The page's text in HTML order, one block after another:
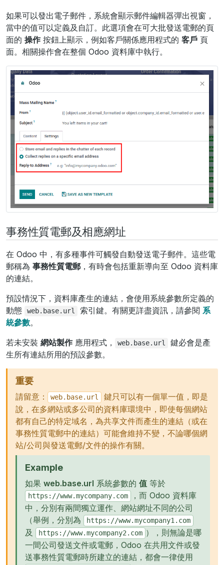
如果可以發出電子郵件，系統會顯示郵件編輯器彈出視窗，
當中的值可以定義及自訂。此選項會在可大批發送電郵的頁
面的 操作按鈕上顯示，例如客戶關係應用程式的 客戶 頁
面。相關操作會在整個 Odoo 資料庫中執行。
事務性質電郵及相應網址
在 Odoo 中，有多種事件可觸發自動發送電子郵件。這些電
郵稱為 事務性質電郵 ，有時會包括重新導向至 Odoo 資料庫
的連結。
預設情況下，資料庫產生的連結，會使用系統參數所定義的
動態
web.base.url 索引鍵。有關更詳盡資訊，請參閱 系
統參數。
若未安裝 網站製作應用程式， web.base.url
鍵必會是產
生所有連結所用的預設參數。
重要
請留意： web.base.url
鍵只可以有一個單一值，即是
說，在多網站或多公司的資料庫環境中，即使每個網站
都有自己的特定域名，為共享文件而產生的連結（或在
事務性質電郵中的連結）可能會維持不變，不論哪個網
站/公司與發送電郵/文件的操作有關。
Example
如果 web.base.url 系統參數的 值 等於
https://www.mycompany.com
，而 Odoo 資料庫
中，分別有兩間獨立運作、網站網址不同的公司
（舉例，分別為
https://www.mycompany1.com
及 https://www.mycompany2.com ），則無論是哪
一間公司發送文件或電郵，Odoo 在共用文件或發
送事務性質電郵時所建立的連結，都會一律使用